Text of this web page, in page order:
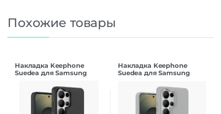
Похожие товары
Накладка Keephone
Suedea для Samsung
Накладка Keephone
Suedea для Samsung